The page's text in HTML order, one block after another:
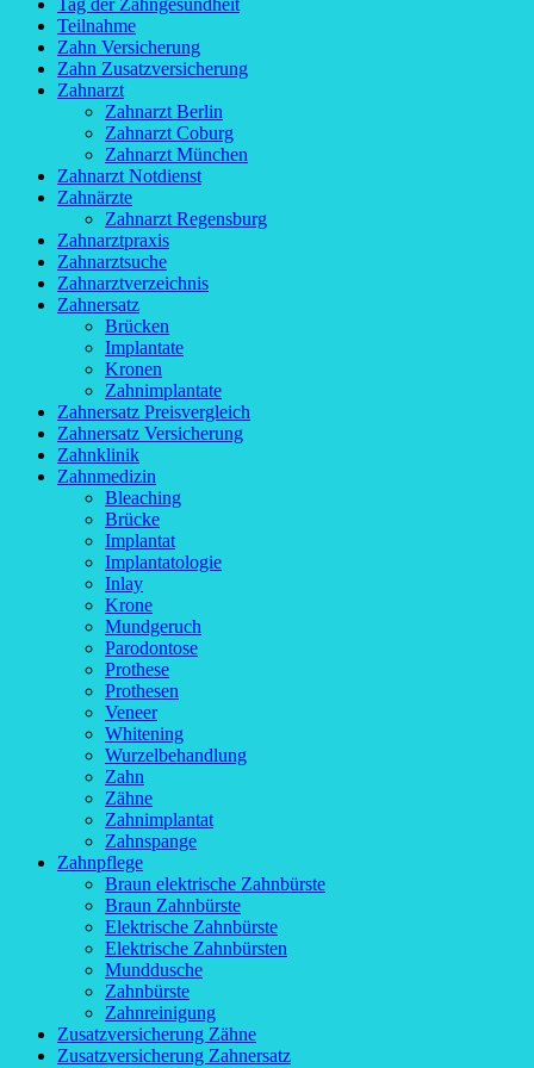
Tag der Zahngesundheit
Teilnahme
Zahn Versicherung
Zahn Zusatzversicherung
Zahnarzt
Zahnarzt Berlin
Zahnarzt Coburg
Zahnarzt München
Zahnarzt Notdienst
Zahnärzte
Zahnarzt Regensburg
Zahnarztpraxis
Zahnarztsuche
Zahnarztverzeichnis
Zahnersatz
Brücken
Implantate
Kronen
Zahnimplantate
Zahnersatz Preisvergleich
Zahnersatz Versicherung
Zahnklinik
Zahnmedizin
Bleaching
Brücke
Implantat
Implantatologie
Inlay
Krone
Mundgeruch
Parodontose
Prothese
Prothesen
Veneer
Whitening
Wurzelbehandlung
Zahn
Zähne
Zahnimplantat
Zahnspange
Zahnpflege
Braun elektrische Zahnbürste
Braun Zahnbürste
Elektrische Zahnbürste
Elektrische Zahnbürsten
Munddusche
Zahnbürste
Zahnreinigung
Zusatzversicherung Zähne
Zusatzversicherung Zahnersatz